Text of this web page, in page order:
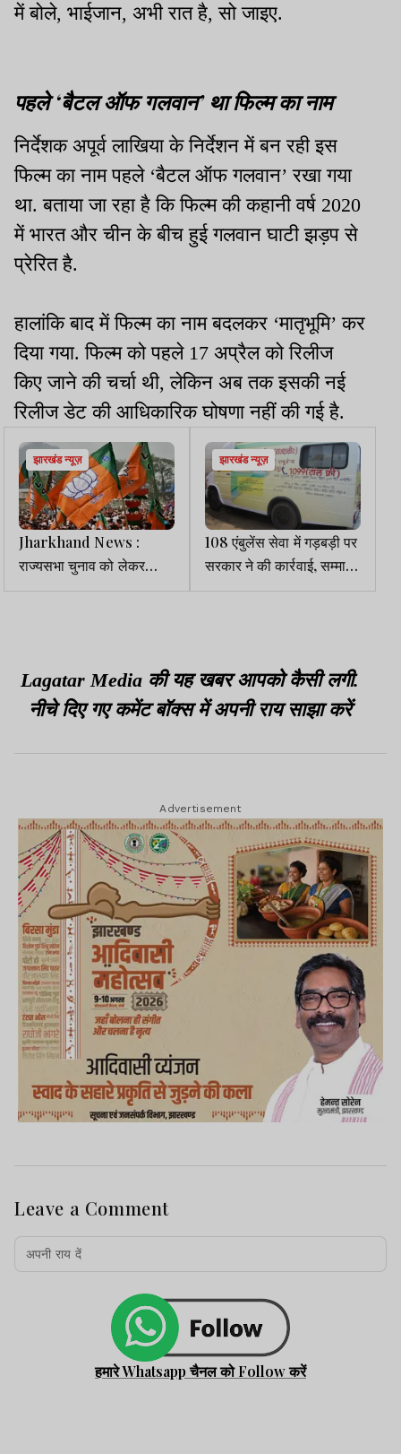
में बोले, भाईजान, अभी रात है, सो जाइए.
पहले ‘बैटल ऑफ गलवान’ था फिल्म का नाम
निर्देशक अपूर्व लाखिया के निर्देशन में बन रही इस
फिल्म का नाम पहले ‘बैटल ऑफ गलवान’ रखा गया
था. बताया जा रहा है कि फिल्म की कहानी वर्ष 2020
में भारत और चीन के बीच हुई गलवान घाटी झड़प से
प्रेरित है.
हालांकि बाद में फिल्म का नाम बदलकर ‘मातृभूमि’ कर
दिया गया. फिल्म को पहले 17 अप्रैल को रिलीज
किए जाने की चर्चा थी, लेकिन अब तक इसकी नई
रिलीज डेट की आधिकारिक घोषणा नहीं की गई है.
झारखंड न्यूज़
Jharkhand News :
राज्यसभा चुनाव को लेकर
भाजपा में हलचल तेज, कई बड़े
झारखंड न्यूज़
108 एंबुलेंस सेवा में गड़बड़ी पर
सरकार ने की कार्रवाई, सम्मान
फाउंडेशन को हटाया
Lagatar Media की यह खबर आपको कैसी लगी.
नीचे दिए गए कमेंट बॉक्स में अपनी राय साझा करें
Advertisement
Leave a Comment
हमारे Whatsapp चैनल को Follow करें